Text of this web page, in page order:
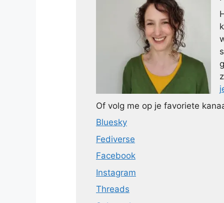
Of volg me op je favoriete
Bluesky
Fediverse
Facebook
Instagram
Threads